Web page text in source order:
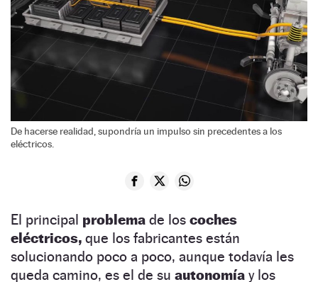
De hacerse realidad, supondría un impulso sin precedentes a los
eléctricos.
El principal problema de los coches
eléctricos, que los fabricantes están
solucionando poco a poco, aunque todavía les
queda camino, es el de su autonomía y los